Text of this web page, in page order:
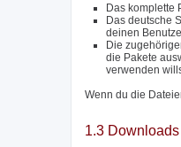
Das komplette
Das deutsche
deinen
Die
die Pakete
verwenden
Wenn du die
1.3 Downloads